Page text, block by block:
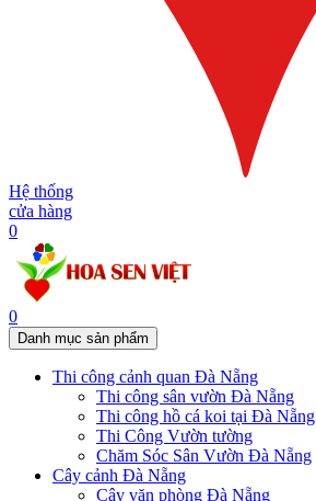
Hệ thống
cửa hàng
0
0
Danh mục sản phẩm
Thi công cảnh quan Đà Nẵng
Thi công sân vườn Đà Nẵng
Thi công hồ cá koi tại Đà Nẵng
Thi Công Vườn tường
Chăm Sóc Sân Vườn Đà Nẵng
Cây cảnh Đà Nẵng
Cây văn phòng Đà Nẵng